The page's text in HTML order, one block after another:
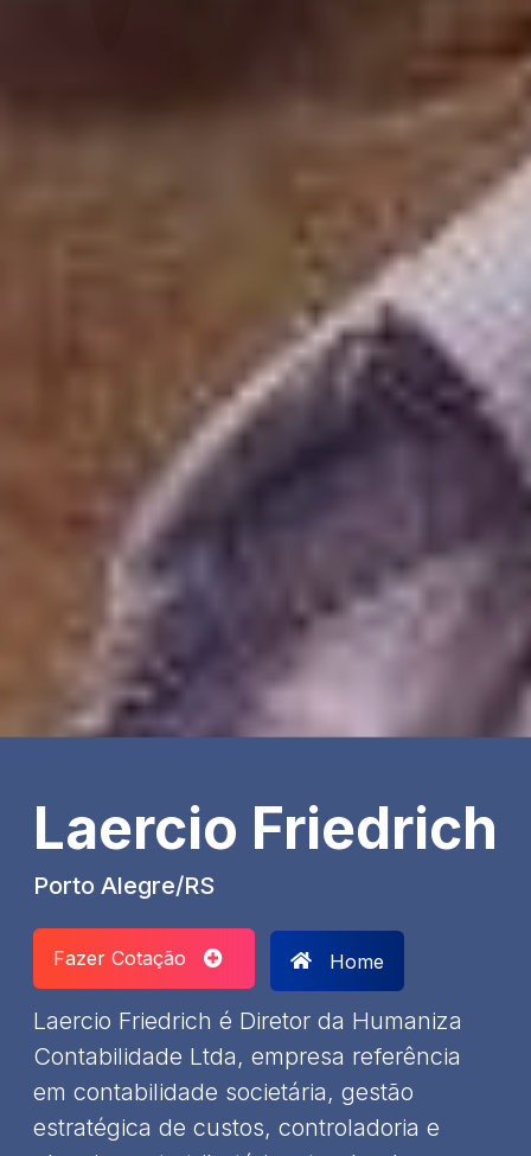
Laercio Friedrich
Porto Alegre/RS
Fazer Cotação Home
Laercio Friedrich é Diretor da Humaniza
Contabilidade Ltda, empresa referência
em contabilidade societária, gestão
estratégica de custos, controladoria e